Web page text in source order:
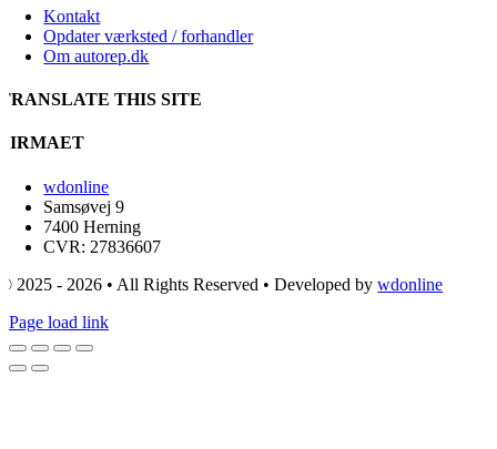
Kontakt
Opdater værksted / forhandler
Om autorep.dk
TRANSLATE THIS SITE
FIRMAET
wdonline
Samsøvej 9
7400 Herning
CVR: 27836607
© 2025 - 2026 • All Rights Reserved • Developed bywdonline
Page load link